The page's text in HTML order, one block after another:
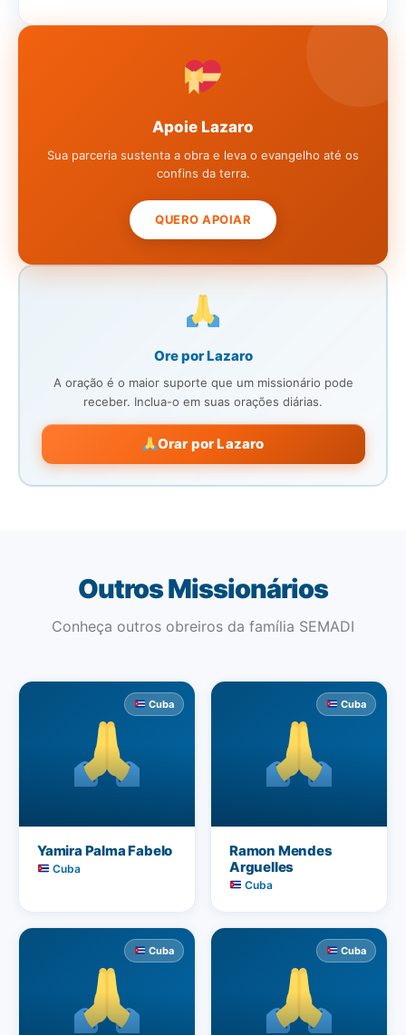
Apoie Lazaro
Sua parceria sustenta a obra e leva o evangelho até os
confins da terra.
QUERO APOIAR
Ore por Lazaro
A oração é o maior suporte que um missionário pode
receber. Inclua-o em suas orações diárias.
Orar por Lazaro
Outros Missionários
Conheça outros obreiros da família SEMADI
Cuba
Yamira Palma Fabelo
Cuba
Cuba
Ramon Mendes
Arguelles
Cuba
Cuba Cuba